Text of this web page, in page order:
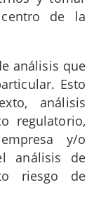
de la
análisis que
Esto
análisis
regulatorio,
y/o
análisis de
riesgo de